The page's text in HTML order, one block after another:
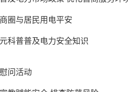
圈与居民用电平安
科普普及电力安全知识
问活动